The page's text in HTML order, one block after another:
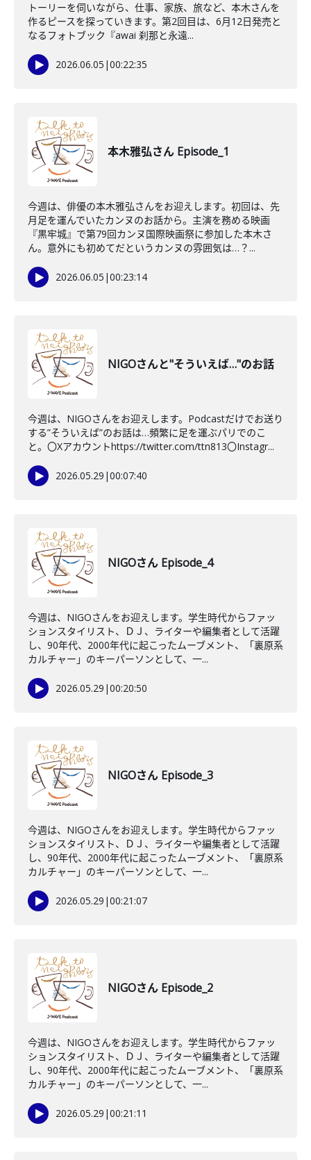
トーリーを伺いながら、仕事、家族、旅など、本木さんを
作るピースを探っていきます。第2回目は、6月12日発売と
なるフォトブック『awai 刹那と永遠...
2026.06.05 |00:22:35
本木雅弘さん Episode_1
今週は、俳優の本木雅弘さんをお迎えします。初回は、先
月足を運んでいたカンヌのお話から。主演を務める映画
『黒牢城』で第79回カンヌ国際映画祭に参加した本木さ
ん。意外にも初めてだというカンヌの雰囲気は…？...
2026.06.05 |00:23:14
NIGOさんと"そういえば…"のお話
今週は、NIGOさんをお迎えします。Podcastだけでお送り
する”そういえば”のお話は…頻繁に足を運ぶパリでのこ
と。〇Xアカウントhttps://twitter.com/ttn813〇Instagr...
2026.05.29 |00:07:40
NIGOさん Episode_4
今週は、NIGOさんをお迎えします。学生時代からファッ
ションスタイリスト、ＤＪ、ライターや編集者として活躍
し、90年代、2000年代に起こったムーブメント、「裏原系
カルチャー」のキーパーソンとして、一...
2026.05.29 |00:20:50
NIGOさん Episode_3
今週は、NIGOさんをお迎えします。学生時代からファッ
ションスタイリスト、ＤＪ、ライターや編集者として活躍
し、90年代、2000年代に起こったムーブメント、「裏原系
カルチャー」のキーパーソンとして、一...
2026.05.29 |00:21:07
NIGOさん Episode_2
今週は、NIGOさんをお迎えします。学生時代からファッ
ションスタイリスト、ＤＪ、ライターや編集者として活躍
し、90年代、2000年代に起こったムーブメント、「裏原系
カルチャー」のキーパーソンとして、一...
2026.05.29 |00:21:11